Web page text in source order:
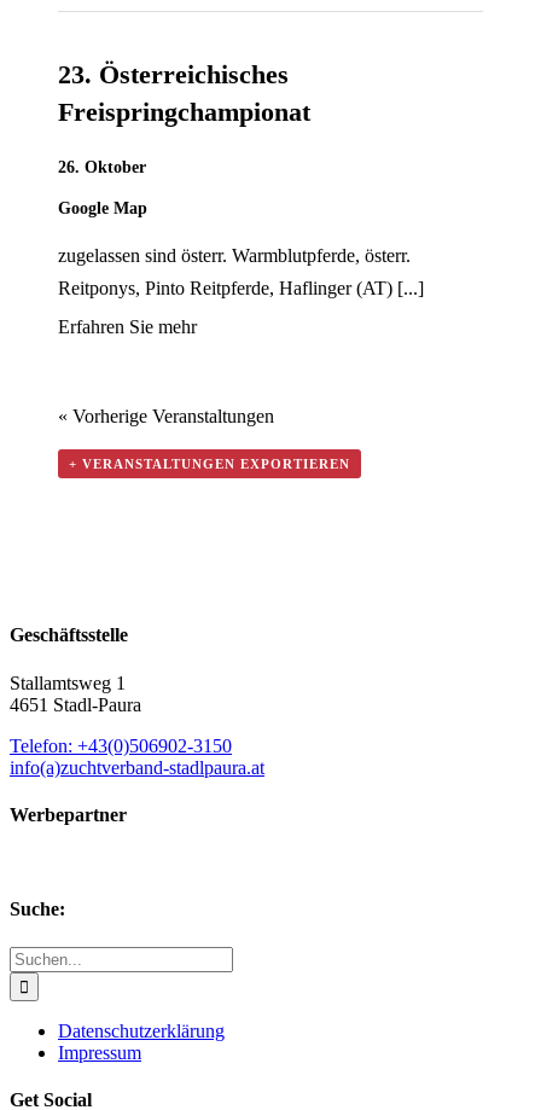
23. Österreichisches
Freispringchampionat
26. Oktober
Google Map
zugelassen sind österr. Warmblutpferde, österr.
Reitponys, Pinto Reitpferde, Haflinger (AT) [...]
Erfahren Sie mehr
« Vorherige Veranstaltungen
+ VERANSTALTUNGEN EXPORTIEREN
Geschäftsstelle
Stallamtsweg 1
4651 Stadl-Paura
Telefon: +43(0)506902-3150
info(a)zuchtverband-stadlpaura.at
Werbepartner
Suche:
Suche
nach:
Datenschutzerklärung
Impressum
Get Social